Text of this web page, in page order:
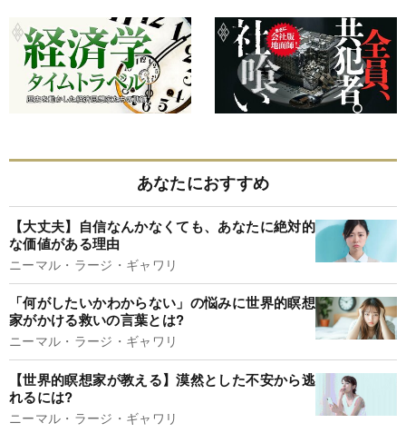
あなたにおすすめ
【大丈夫】自信なんかなくても、あなたに絶対的
な価値がある理由
ニーマル・ラージ・ギャワリ
「何がしたいかわからない」の悩みに世界的瞑想
家がかける救いの言葉とは?
ニーマル・ラージ・ギャワリ
【世界的瞑想家が教える】漠然とした不安から逃
れるには?
ニーマル・ラージ・ギャワリ